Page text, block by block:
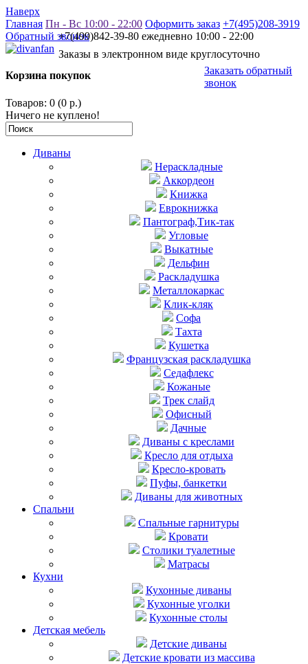
Наверх
Заказать обратный
звонок
+7(499)842-39-80 ежедневно 10:00 - 22:00
Заказы в электронном виде круглосуточно
Главная Пн - Вс 10:00 - 22:00 Оформить заказ +7(495)208-3919
Обратный звонок
Корзина покупок
Товаров: 0 (0 р.)
Ничего не куплено!
Диваны
Нераскладные
Аккордеон
Книжка
Еврокнижка
Пантограф,Тик-так
Угловые
Выкатные
Дельфин
Раскладушка
Металлокаркас
Клик-кляк
Софа
Тахта
Кушетка
Французская раскладушка
Седафлекс
Кожаные
Трек слайд
Офисный
Дачные
Диваны с креслами
Кресло для отдыха
Кресло-кровать
Пуфы, банкетки
Диваны для животных
Спальни
Cпальные гарнитуры
Кровати
Столики туалетные
Матрасы
Кухни
Кухонные диваны
Кухонные уголки
Кухонные столы
Детская мебель
Детские диваны
Детские кровати из массива